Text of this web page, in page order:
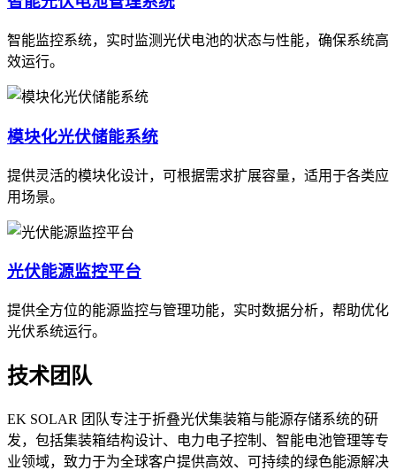
智能监控系统，实时监测光伏电池的状态与性能，确保系统高
效运行。
模块化光伏储能系统
提供灵活的模块化设计，可根据需求扩展容量，适用于各类应
用场景。
光伏能源监控平台
提供全方位的能源监控与管理功能，实时数据分析，帮助优化
光伏系统运行。
技术团队
EK SOLAR 团队专注于折叠光伏集装箱与能源存储系统的研
发，包括集装箱结构设计、电力电子控制、智能电池管理等专
业领域，致力于为全球客户提供高效、可持续的绿色能源解决